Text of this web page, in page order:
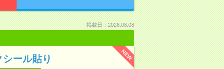
掲載日：2026.08.08
NEW
ール貼り